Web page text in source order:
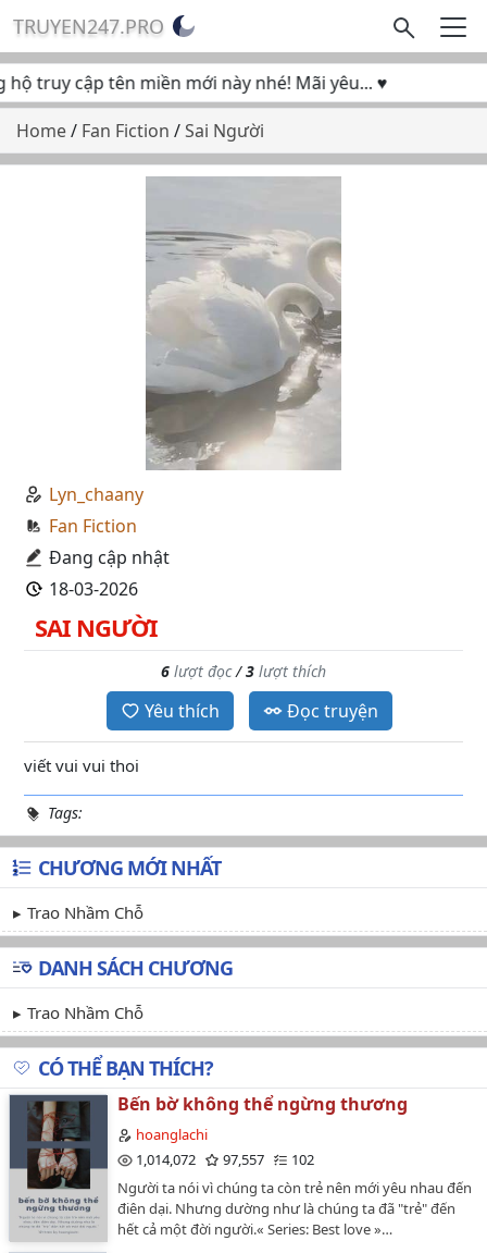
TRUYEN247.PRO
truy cập tên miền mới này nhé! Mãi yêu... ♥
Home/ Fan Fiction /Sai Người
Lyn_chaany
Fan Fiction
Đang cập nhật
18-03-2026
SAI NGƯỜI
6 lượt đọc/3 lượt thích
Yêu thích Đọc truyện
viết vui vui thoi
Tags:
CHƯƠNG MỚI NHẤT
Trao Nhầm Chỗ
DANH SÁCH CHƯƠNG
Trao Nhầm Chỗ
CÓ THỂ BẠN THÍCH?
Bến bờ không thể ngừng thương
hoanglachi
1,014,072
97,557
102
Người ta nói vì chúng ta còn trẻ nên mới yêu nhau đến
điên dại. Nhưng dường như là chúng ta đã "trẻ" đến
hết cả một đời người.« Series: Best love »…